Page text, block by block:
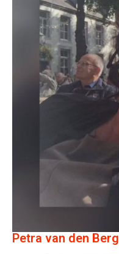
Petra van den Berg